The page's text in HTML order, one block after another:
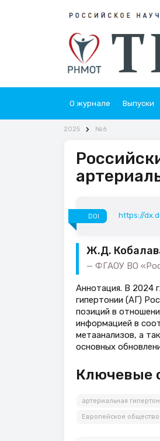
О журнале Выпуски
2025 №6
DOI https://
Ж.Д.
ФГАОУ ВО
Аннотация. В 2024
гипертонии (АГ)
позиций в
информацией в
метаанализов, а
основных
Ключевые
артериальная
Европейское